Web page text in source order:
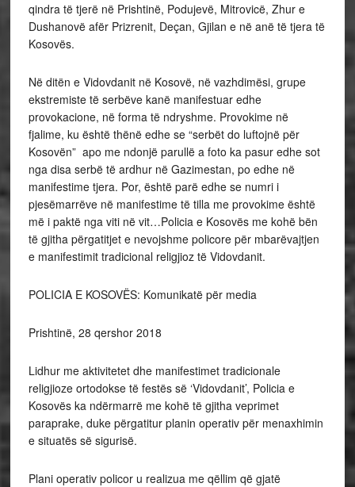
qindra të tjerë në Prishtinë, Podujevë, Mitrovicë, Zhur e
Dushanovë afër Prizrenit, Deçan, Gjilan e në anë të tjera të
Kosovës.
Në ditën e Vidovdanit në Kosovë, në vazhdimësi, grupe
ekstremiste të serbëve kanë manifestuar edhe
provokacione, në forma të ndryshme. Provokime në
fjalime, ku është thënë edhe se “serbët do luftojnë për
Kosovën” apo me ndonjë parullë a foto ka pasur edhe sot
nga disa serbë të ardhur në Gazimestan, po edhe në
manifestime tjera. Por, është parë edhe se numri i
pjesëmarrëve në manifestime të tilla me provokime është
më i paktë nga viti në vit…Policia e Kosovës me kohë bën
të gjitha përgatitjet e nevojshme policore për mbarëvajtjen
e manifestimit tradicional religjioz të Vidovdanit.
POLICIA E KOSOVËS: Komunikatë për media
Prishtinë, 28 qershor 2018
Lidhur me aktivitetet dhe manifestimet tradicionale
religjioze ortodokse të festës së ‘Vidovdanit’, Policia e
Kosovës ka ndërmarrë me kohë të gjitha veprimet
paraprake, duke përgatitur planin operativ për menaxhimin
e situatës së sigurisë.
Plani operativ policor u realizua me qëllim që gjatë